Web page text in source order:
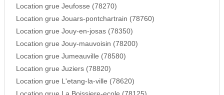
Location grue Jeufosse (78270)
Location grue Jouars-pontchartrain (78760)
Location grue Jouy-en-josas (78350)
Location grue Jouy-mauvoisin (78200)
Location grue Jumeauville (78580)
Location grue Juziers (78820)
Location grue L'etang-la-ville (78620)